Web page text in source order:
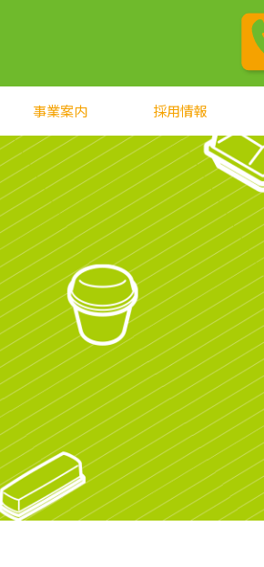
事業案内 採用情報